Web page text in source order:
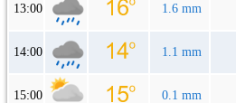
13:00 1.6 mm
14:00 1.1 mm
15:00 0.1 mm